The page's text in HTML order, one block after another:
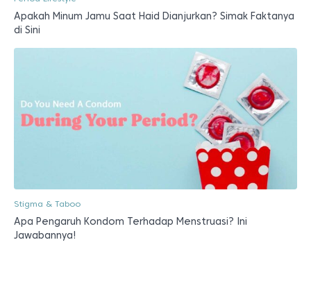
Apakah Minum Jamu Saat Haid Dianjurkan? Simak Faktanya
di Sini
Stigma & Taboo
Apa Pengaruh Kondom Terhadap Menstruasi? Ini
Jawabannya!